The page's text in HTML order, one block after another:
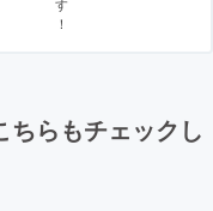
！
ちらもチェックし